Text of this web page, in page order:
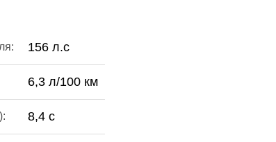
156 л.с
6,3 л/100 км
8,4 с